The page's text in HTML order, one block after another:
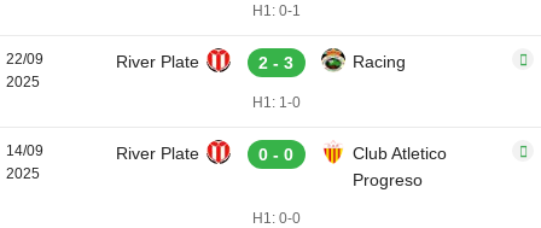
H1: 0-1
22/09
2025
River Plate 2 - 3 Racing
H1: 1-0
14/09
2025
River Plate 0 - 0
Club Atletico
Progreso
H1: 0-0